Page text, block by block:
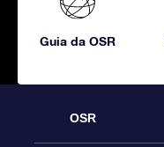
Guia da OSR
OSR